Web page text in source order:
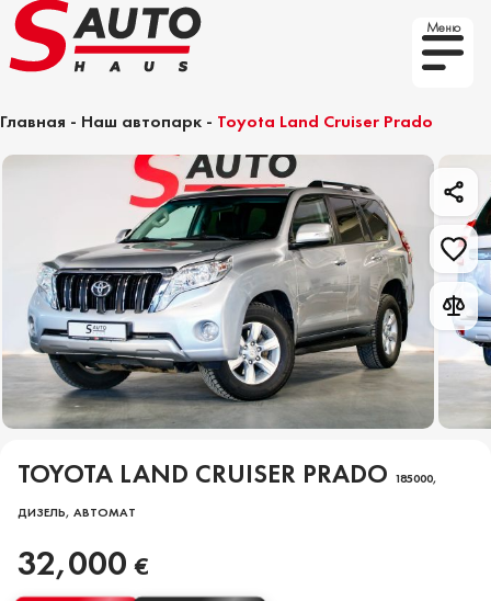
Меню
Главная - Наш автопарк - Toyota Land Cruiser Prado
TOYOTA LAND CRUISER PRADO 185000,
ДИЗЕЛЬ, АВТОМАТ
32,000 €